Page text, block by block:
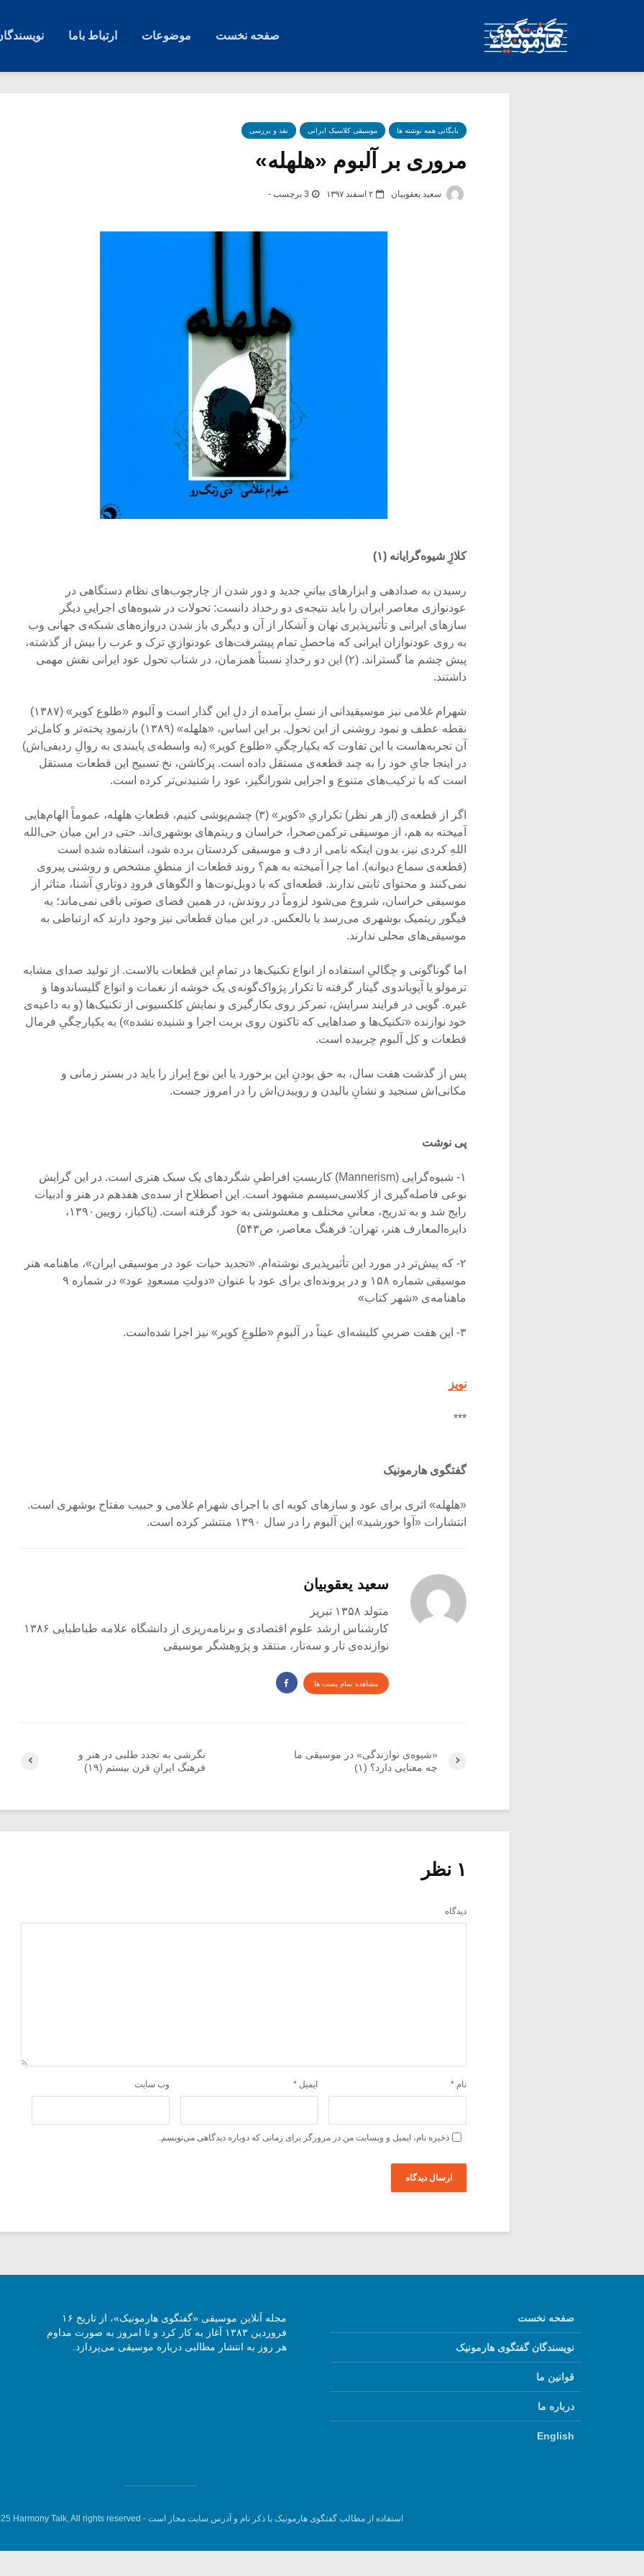
صفحه نخست موضوعات ارتباط باما
بایگانی همه نوشته ها موسیقی کلاسیک ایرانی نقد و بررسی
مروری بر آلبوم «هلهله»
سعید یعقوبیان ۲ اسفند ۱۳۹۷ 3 برچسب -
کلاژِ شیوه‌گرایانه (۱)
رسیدن به صدادهی و ابزارهای بیانیِ جدید و دور شدن از چارچوب‌های نظام دستگاهی در
عودنوازی معاصر ایران را باید نتیجه‌ی دو رخداد دانست: تحولات در شیوه‌های اجراییِ دیگر
سازهای ایرانی و تأثیرپذیری نهان و آشکار از آن و دیگری باز شدن دروازه‌های شبکه‌ی جهانی وب
به روی عودنوازان ایرانی که ماحصلِ تمام پیشرفت‌های عودنوازیِ ترک و عرب را بیش از گذشته،
پیش چشم ما گستراند. (۲) این دو رخدادِ نسبتاً همزمان، در شتاب تحول عود ایرانی نقش مهمی
داشتند.
شهرام غلامی نیز موسیقیدانی از نسلِ برآمده از دلِ این گذار است و آلبوم «طلوع کویر» (۱۳۸۷)
نقطه عطف و نمود روشنی از این تحول. بر این اساس، «هلهله» (۱۳۸۹) بازنمودِ پخته‌تر و کامل‌تر
آن تجربه‌هاست با این تفاوت که یکپارچگیِ «طلوع کویر» (به واسطه‌ی پایبندی به روالِ ردیفی‌اش)
در اینجا جایِ خود را به چند قطعه‌ی مستقل داده است. پرکاشن، نخ تسبیح این قطعات مستقل
است که با ترکیب‌های متنوع و اجرایی شورانگیز، عود را شنیدنی‌تر کرده است.
اگر از قطعه‌ی (از هر نظر) تکراریِ «کویر» (۳) چشم‌پوشی کنیم، قطعاتِ هلهله، عموماً الهام‌هایی
آمیخته به هم، از موسیقی ترکمن‌صحرا، خراسان و ریتم‌های بوشهری‌اند. حتی در این میان حی‌الله‌
اللهِ کردی نیز، بدون اینکه نامی از دف و موسیقی کردستان برده شود، استفاده شده است
(قطعه‌ی سماع دیوانه). اما چرا آمیخته به هم؟ روند قطعات از منطقِ مشخص و روشنی پیروی
نمی‌کنند و محتوای ثابتی ندارند. قطعه‌ای که با دوبل‌نوت‌ها و الگوهای فرودِ دوتاریِ آشنا، متاثر از
موسیقی خراسان، شروع می‌شود لزوماً در روندش، در همین فضای صوتی باقی نمی‌ماند؛ به
فیگور ریتمیک بوشهری می‌رسد یا بالعکس. در این میان قطعاتی نیز وجود دارند که ارتباطی به
موسیقی‌های محلی ندارند.
اما گوناگونی و چگالیِ استفاده از انواع تکنیک‌ها در تمامِ این قطعات بالاست. از تولید صدای مشابه
ترمولو یا آپویاندوی گیتار گرفته تا تکرار پژواک‌گونه‌ی یک خوشه از نغمات و انواع گلیساندوها و
غیره. گویی در فرایند سرایش، تمرکز روی بکارگیری و نمایش کلکسیونی از تکنیک‌ها (و به داعیه‌ی
خود نوازنده «تکنیک‌ها و صداهایی که تاکنون روی بربت اجرا و شنیده نشده») به یکپارچگیِ فرمال
قطعات و کل آلبوم چربیده است.
پس از گذشت هفت سال، به حق بودنِ این برخورد یا این نوع اِبراز را باید در بستر زمانی و
مکانی‌اش سنجید و نشانِ بالیدن و روییدن‌اش را در امروز جست.
پی نوشت
۱- شیوه‌گرایی (Mannerism) کاربستِ افراطیِ شگردهای یک سبک هنری است. در این گرایش
نوعی فاصله‌گیری از کلاسی‌سیسم مشهود است. این اصطلاح از سده‌ی هفدهم در هنر و ادبیات
رایج شد و به تدریج، معانیِ مختلف و مغشوشی به خود گرفته است. (پاکباز، رویین۱۳۹۰،
دایره‌المعارف هنر، تهران: فرهنگ معاصر، ص۵۴۳)
۲- که پیش‌تر در مورد این تأثیرپذیری نوشته‌ام. «تجدید حیات عود در موسیقی ایران»، ماهنامه هنر
موسیقی شماره ۱۵۸ و در پرونده‌ای برای عود با عنوان «دولتِ مسعودِ عود» در شماره ۹
ماهنامه‌ی «شهر کتاب»
۳- این هفت ضربیِ کلیشه‌ای عیناً در آلبومِ «طلوعِ کویر» نیز اجرا شده‌است.
نویز
***
گفتگوی هارمونیک
«هلهله» اثری برای عود و سازهای کوبه ای با اجرای شهرام غلامی و حبیب مفتاح بوشهری است.
انتشارات «آوا خورشید» این آلبوم را در سال ۱۳۹۰ منتشر کرده است.
سعید یعقوبیان
متولد ۱۳۵۸ تبریز
کارشناس ارشد علوم اقتصادی و برنامه‌ریزی از دانشگاه علامه طباطبایی ۱۳۸۶
نوازنده‌ی تار و سه‌تار، منتقد و پژوهشگر موسیقی
مشاهده تمام پست ها
نگرشی به تجدد طلبی در هنر و
فرهنگ ایرانِ قرن بیستم (۱۹)
«شیوه‌ی نوازندگی» در موسیقی ما
چه معنایی دارد؟ (۱)
۱ نظر
دیدگاه
نام * ایمیل * وب‌ سایت
ذخیره نام، ایمیل و وبسایت من در مرورگر برای زمانی که دوباره دیدگاهی می‌نویسم.
صفحه نخست
نویسندگان گفتگوی هارمونیک
قوانین ما
درباره ما
English
مجله آنلاین موسیقی «گفتگوی هارمونیک»، از تاریخ ۱۶
فروردین ۱۳۸۳ آغاز به کار کرد و تا امروز به صورت مداوم
هر روز به انتشار مطالبی درباره موسیقی می‌پردازد.
استفاده از مطالب گفتگوی هارمونیک با ذکر نام و آدرس سایت مجاز است - Harmony Talk, All rights reserved.